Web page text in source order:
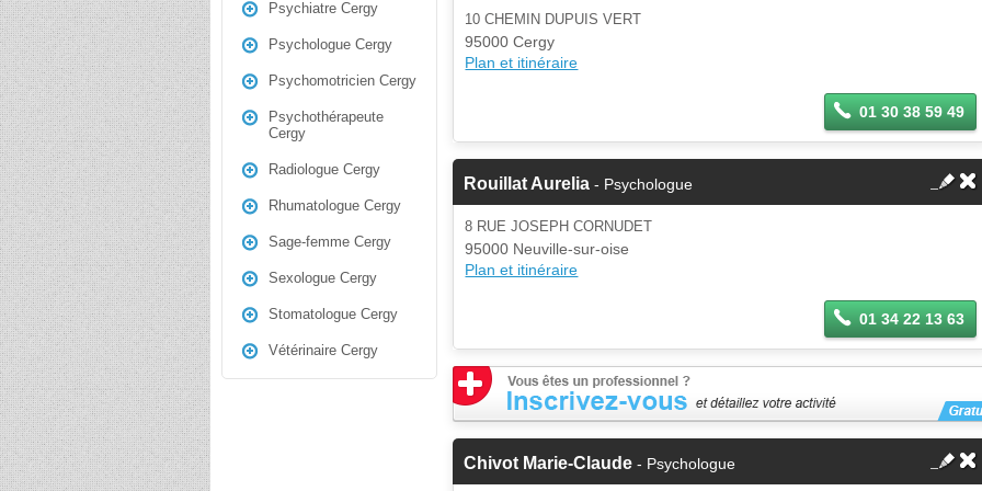
Psychiatre Cergy
Psychologue Cergy
Psychomotricien Cergy
Psychothérapeute
Cergy
Radiologue Cergy
Rhumatologue Cergy
Sage-femme Cergy
Sexologue Cergy
Stomatologue Cergy
Vétérinaire Cergy
10 CHEMIN DUPUIS VERT
95000 Cergy
Plan et itinéraire
01 30 38 59 49
Rouillat Aurelia - Psychologue
8 RUE JOSEPH CORNUDET
95000 Neuville-sur-oise
Plan et itinéraire
01 34 22 13 63
Chivot Marie-Claude - Psychologue